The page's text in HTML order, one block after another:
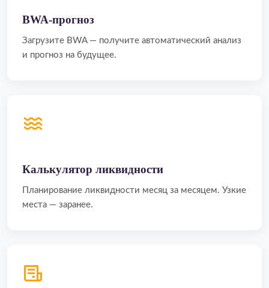
BWA-прогноз
Загрузите BWA — получите автоматический анализ
и прогноз на будущее.
Калькулятор ликвидности
Планирование ликвидности месяц за месяцем. Узкие
места — заранее.